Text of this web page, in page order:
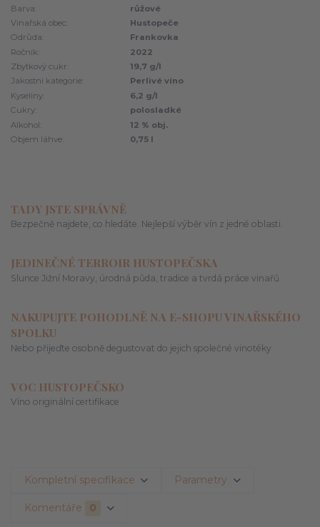
Barva:
růžové
Vinařská obec:
Hustopeče
Odrůda:
Frankovka
Ročník:
2022
Zbytkový cukr:
19,7 g/l
Jakostní kategorie:
Perlivé víno
Kyseliny:
6,2 g/l
Cukry:
polosladké
Alkohol:
12 % obj.
Objem láhve:
0,75 l
TADY JSTE SPRÁVNĚ
Bezpečně najdete, co hledáte. Nejlepší výběr vín z jedné oblasti.
JEDINEČNÉ TERROIR HUSTOPEČSKA
Slunce Jižní Moravy, úrodná půda, tradice a tvrdá práce vinařů
NAKUPUJTE POHODLNĚ NA E-SHOPU VINAŘSKÉHO
SPOLKU
Nebo přijeďte osobně degustovat do jejich společné vinotéky
VOC HUSTOPEČSKO
Víno originální certifikace
Kompletní specifikace Parametry
Komentáře 0